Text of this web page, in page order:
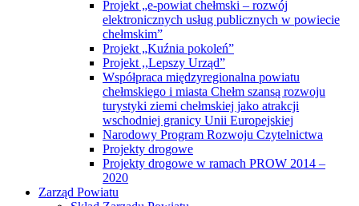
Projekt „e-powiat chełmski – rozwój
elektronicznych usług publicznych w powiecie
chełmskim”
Projekt „Kuźnia pokoleń”
Projekt ,,Lepszy Urząd”
Współpraca międzyregionalna powiatu
chełmskiego i miasta Chełm szansą rozwoju
turystyki ziemi chełmskiej jako atrakcji
wschodniej granicy Unii Europejskiej
Narodowy Program Rozwoju Czytelnictwa
Projekty drogowe
Projekty drogowe w ramach PROW 2014 –
2020
Zarząd Powiatu